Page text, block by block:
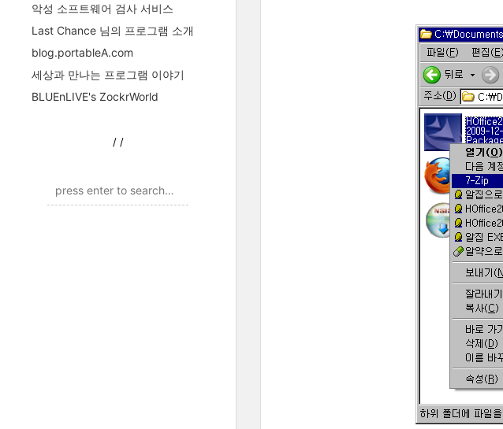
악성 소프트웨어 검사 서비스
Last Chance 님의 프로그램 소개
blog.portableA.com
세상과 만나는 프로그램 이야기
BLUEnLIVE's ZockrWorld
/ /